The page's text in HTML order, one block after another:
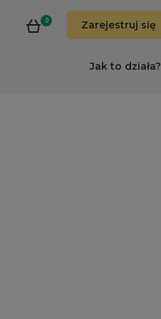
0 Zarejestruj się
Jak to działa?